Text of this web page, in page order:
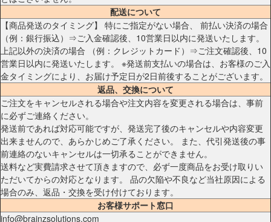
配送について
【商品発送のタイミング】 特にご指定がない場合、 前払い決済の場合
（例：銀行振込）⇒ご入金確認後、10営業日以内に発送いたします。
上記以外の決済の場合 （例：クレジットカード）⇒ご注文確認後、10
営業日以内に発送いたします。 ※発送前支払いの場合は、お客様のご入
金タイミングにより、お届け予定日が2日前後することがございます。
返品、交換について
ご注文をキャンセルされる場合や注文内容を変更される場合は、事前
に必ずご連絡ください。
発送前であれば対応可能ですが、発送完了後のキャンセルや内容変更
出来ませんので、あらかじめご了承ください。 また、代引発送後の事
前連絡のないキャンセルは一切承ることができません。
送料など実費請求させて頂きますので、必ず一度商品をお受け取りい
ただいてからの対応となります。 品の欠陥や不良など当社原因による
場合のみ、返品・交換を受け付けております。
お客様サポート窓口
info@brainzsolutions.com